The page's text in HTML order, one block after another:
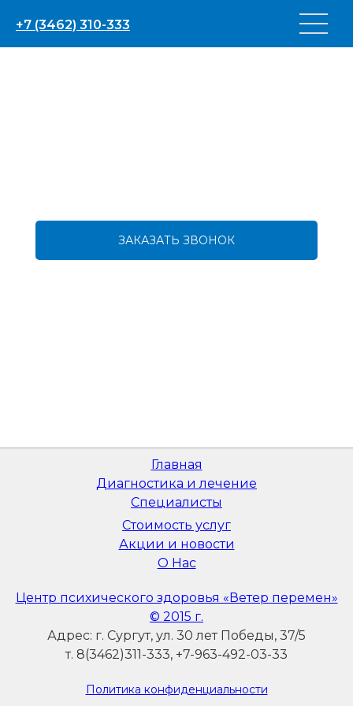
+7 (3462) 310-333
ЗАКАЗАТЬ ЗВОНОК
Главная
Диагностика и лечение
Специалисты
Стоимость услуг
Акции и новости
О Нас
Центр психического здоровья «Ветер перемен»
© 2015 г.
Адрес: г. Сургут, ул. 30 лет Победы, 37/5
т. 8(3462)311-333, +7-963-492-03-33
Политика конфиденциальности